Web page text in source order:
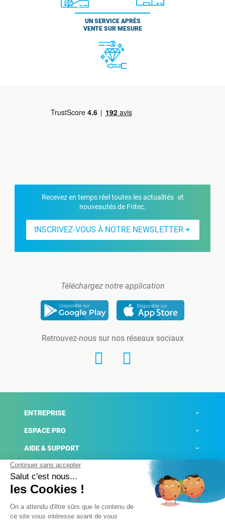
UN SERVICE APRÈS
VENTE SUR MESURE
Recevez en temps réel toutes les actualités et
nouveautés de Fritec.
INSCRIVEZ-VOUS À NOTRE NEWSLETTER
Téléchargez notre application
Retrouvez-nous sur nos réseaux sociaux
ENTREPRISE
ESPACE PRO
AIDE & SUPPORT
ACTUALITÉS
Mentions légales